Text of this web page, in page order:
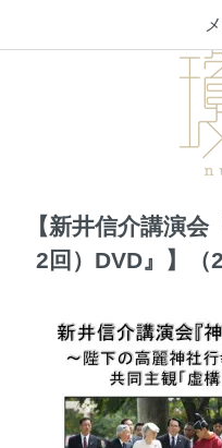
【新井信介講演
2回）DVD』】（